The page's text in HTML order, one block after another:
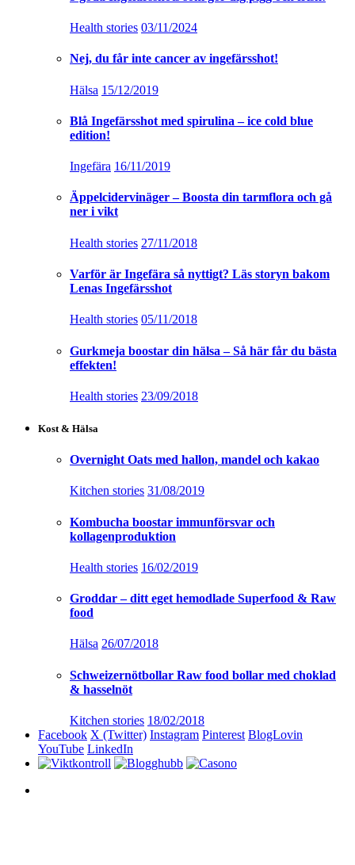
Health stories 03/11/2024
Nej, du får inte cancer av ingefärsshot!
Hälsa 15/12/2019
Blå Ingefärsshot med spirulina – ice cold blue
edition!
Ingefära 16/11/2019
Äppelcidervinäger – Boosta din tarmflora och gå
ner i vikt
Health stories 27/11/2018
Varför är Ingefära så nyttigt? Läs storyn bakom
Lenas Ingefärsshot
Health stories 05/11/2018
Gurkmeja boostar din hälsa – Så här får du bästa
effekten!
Health stories 23/09/2018
Kost & Hälsa
Overnight Oats med hallon, mandel och kakao
Kitchen stories 31/08/2019
Kombucha boostar immunförsvar och
kollagenproduktion
Health stories 16/02/2019
Groddar – ditt eget hemodlade Superfood & Raw
food
Hälsa 26/07/2018
Schweizernötbollar Raw food bollar med choklad
& hasselnöt
Kitchen stories 18/02/2018
Facebook X (Twitter) Instagram Pinterest BlogLovin
YouTube LinkedIn